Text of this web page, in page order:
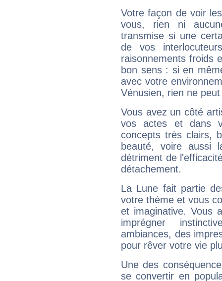
Votre façon de voir
vous, rien ni
transmise si une
de vos
raisonnements froids
bon sens : si en
avec votre
Vénusien, rien ne
Vous avez un côté
vos actes et dans
concepts très clairs,
beauté, voire aussi
détriment de
détachement.
La Lune fait partie
votre thème et vous
et imaginative. Vous
imprégner
ambiances, des
pour rêver votre vie
Une des
se convertir en